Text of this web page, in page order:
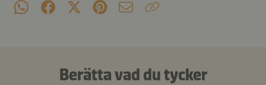
Berätta vad du tycker